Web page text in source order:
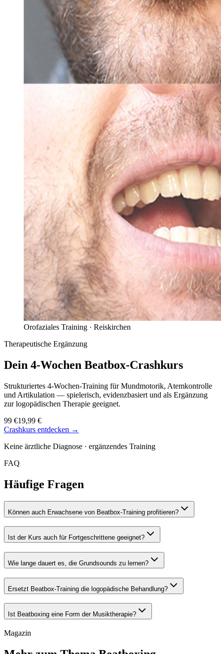
Orofaziales Training · Reiskirchen
Therapeutische Ergänzung
Dein 4-Wochen Beatbox-Crashkurs
Strukturiertes 4-Wochen-Training für Mundmotorik, Atemkontrolle
und Artikulation — spielerisch, evidenzbasiert und als Ergänzung
zur logopädischen Therapie geeignet.
99 €19,99 €
Crashkurs entdecken →
Keine ärztliche Diagnose · ergänzendes Training
FAQ
Häufige Fragen
Können auch Erwachsene von Beatbox-Training profitieren?
Ist der Kurs auch für Fortgeschrittene geeignet?
Wie lange dauert es, die Grundsounds zu lernen?
Ersetzt Beatbox-Training die logopädische Behandlung?
Ist Beatboxing eine Form der Musiktherapie?
Magazin